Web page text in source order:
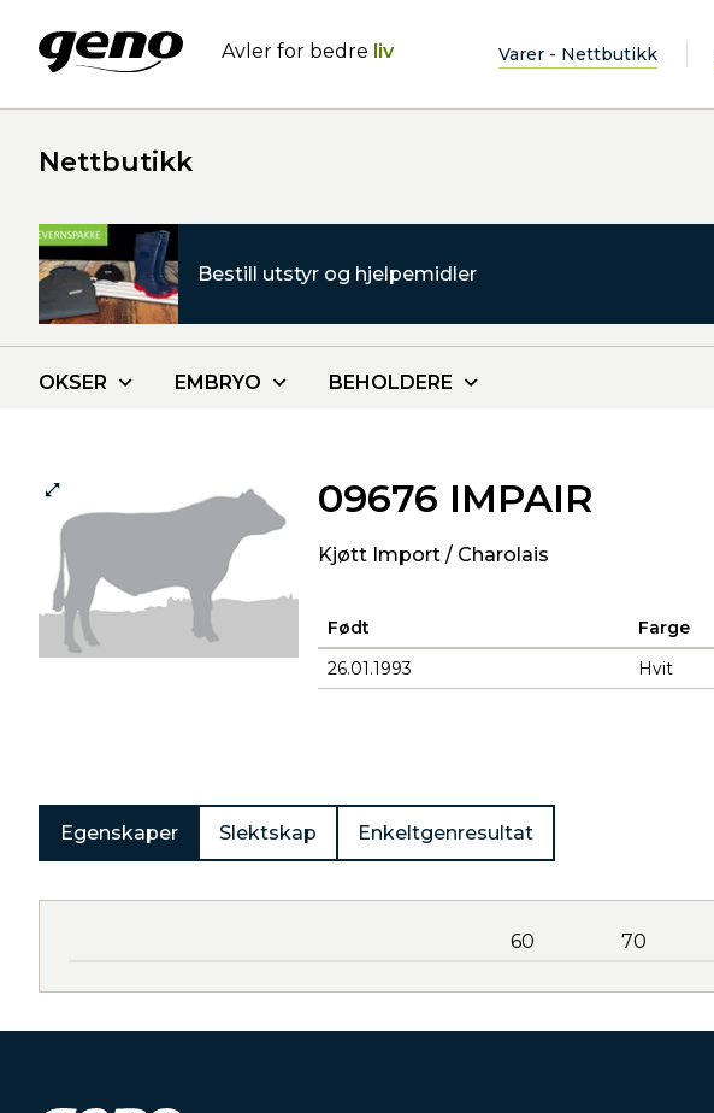
Avler for bedre liv Varer - Nettbutikk
Nettbutikk
Bestill utstyr og hjelpemidler
OKSER EMBRYO BEHOLDERE
09676 IMPAIR
Kjøtt Import / Charolais
Født Farge
26.01.1993
Hvit
Egenskaper Slektskap Enkeltgenresultat
60 70